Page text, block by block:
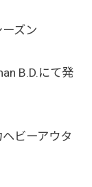
ズン
B.D.にて発
ビーアウタ